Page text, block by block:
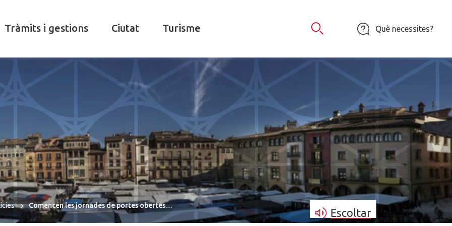
Obrir Cercador
Què necessites?
Tràmits i gestions Ciutat Turisme
Escoltar
Comencen les jornades de portes obertes…